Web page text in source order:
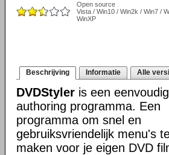
Open source
Vista / Win10 / Win2k / Win7 /
WinXP
Beschrijving Informatie Alle
DVDStyler is een
authoring programma. Een
programma om snel en
gebruiksvriendelijk menu's
maken voor je eigen DVD